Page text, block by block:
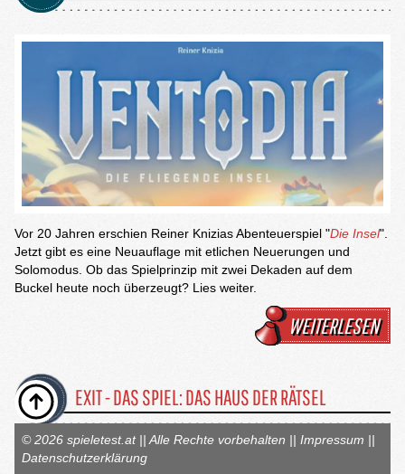
Vor 20 Jahren erschien Reiner Knizias Abenteuerspiel "Die Insel".
Jetzt gibt es eine Neuauflage mit etlichen Neuerungen und
Solomodus. Ob das Spielprinzip mit zwei Dekaden auf dem
Buckel heute noch überzeugt? Lies weiter.
WEITERLESEN
EXIT - DAS SPIEL: DAS HAUS DER RÄTSEL
© 2026 spieletest.at || Alle Rechte vorbehalten || Impressum ||
Datenschutzerklärung